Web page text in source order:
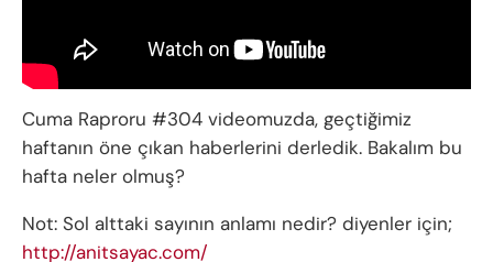
Cuma Raproru #304 videomuzda, geçtiğimiz
haftanın öne çıkan haberlerini derledik. Bakalım bu
hafta neler olmuş?
Not: Sol alttaki sayının anlamı nedir? diyenler için;
http://anitsayac.com/